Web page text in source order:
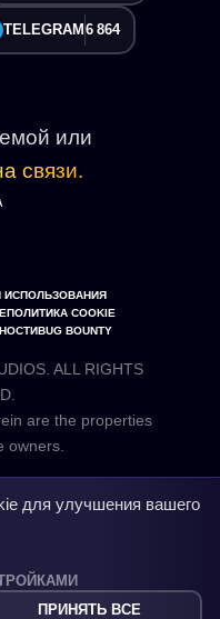
TELEGRAM 6 864
или
связи.
ИСПОЛЬЗОВАНИЯ
ПОЛИТИКА COOKIE
BUG BOUNTY
ALL RIGHTS
are the properties
для улучшения вашего
ПРИНЯТЬ ВСЕ